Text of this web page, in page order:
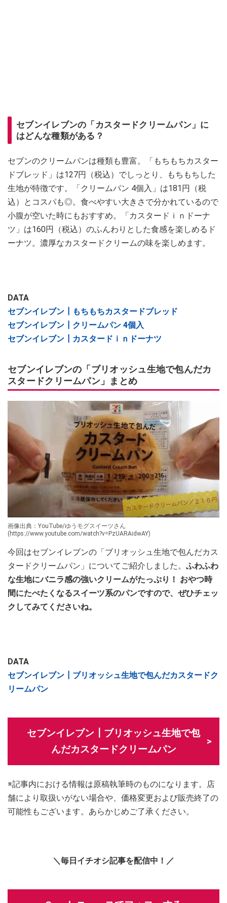
セブンイレブンの「カスタードクリームパン」に
はどんな種類がある？
セブンのクリームパンは種類も豊富。「もちもちカスター
ドブレッド」は127円（税込）でしっとり、もちもちした
生地が特徴です。「クリームパン 4個入」は181円（税
込）とコスパも◎。食べやすい大きさで分かれているので
小腹が空いた時にもおすすめ。「カスタードｉｎドーナ
ツ」は160円（税込）のふんわりとした食感を楽しめるド
ーナツ。濃厚なカスタードクリームの味を楽しめます。
DATA
セブンイレブン┃もちもちカスタードブレッド
セブンイレブン┃クリームパン 4個入
セブンイレブン┃カスタードｉｎドーナツ
セブンイレブンの「ブリオッシュ生地で包んだカ
スタードクリームパン」まとめ
画像出典：YouTube/ゆうモグスイーツさん
(https://www.youtube.com/watch?v=PzUARAidwAY)
今回はセブンイレブンの「ブリオッシュ生地で包んだカス
タードクリームパン」についてご紹介しました。 ふわふわ
な生地にバニラ感の強いクリームがたっぷり！ おやつ時
間にたべたくなるスイーツ系のパンですので、ぜひチェッ
クしてみてくださいね。
DATA
セブンイレブン┃ブリオッシュ生地で包んだカスタードク
リームパン
セブンイレブン┃ブリオッシュ生地で包
んだカスタードクリームパン
※記事内における情報は原稿執筆時のものになります。店
舗により取扱いがない場合や、価格変更および販売終了の
可能性もございます。あらかじめご了承ください。
＼毎日イチオシ記事を配信中！／